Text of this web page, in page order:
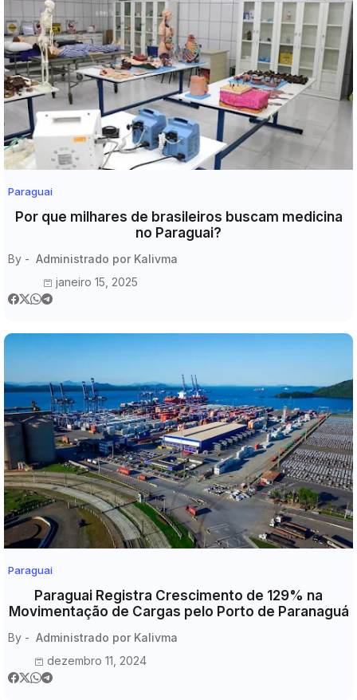
Paraguai
Por que milhares de brasileiros buscam medicina
no Paraguai?
By - Administrado por Kalivma
janeiro 15, 2025
Paraguai
Paraguai Registra Crescimento de 129% na
Movimentação de Cargas pelo Porto de Paranaguá
By - Administrado por Kalivma
dezembro 11, 2024